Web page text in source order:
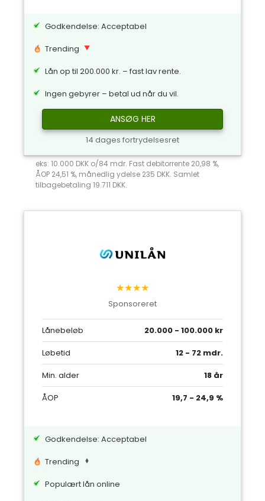
Godkendelse: Acceptabel
Trending
Lån op til 200.000 kr. – fast lav rente.
Ingen gebyrer – betal ud når du vil.
ANSØG HER
14 dages fortrydelsesret
eks: 10.000 DKK o/84 mdr. Fast debitorrente 20,98 %,
ÅOP 24,51 %, månedlig ydelse 235 DKK. Samlet
tilbagebetaling 19.711 DKK.
★★★★
Sponsoreret
Lånebeløb
20.000 - 100.000 kr
Løbetid
12 - 72 mdr.
Min. alder
18 år
ÅOP
19,7 - 24,9 %
Godkendelse: Acceptabel
Trending
Populært lån online